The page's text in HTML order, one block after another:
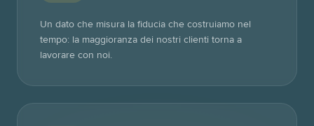
Un dato che misura la fiducia che costruiamo nel
tempo: la maggioranza dei nostri clienti torna a
lavorare con noi.